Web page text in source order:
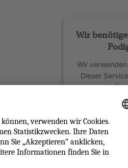
Wir
Wir
Dieser
sammeln.
stimmen